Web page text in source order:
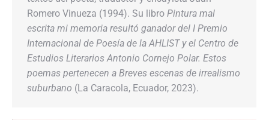
Romero Vinueza (1994). Su libro Pintura mal
escrita mi memoria resultó ganador del I Premio
Internacional de Poesía de la AHLIST y el Centro de
Estudios Literarios Antonio Cornejo Polar. Estos
poemas pertenecen a Breves escenas de irrealismo
suburbano (La Caracola, Ecuador, 2023).